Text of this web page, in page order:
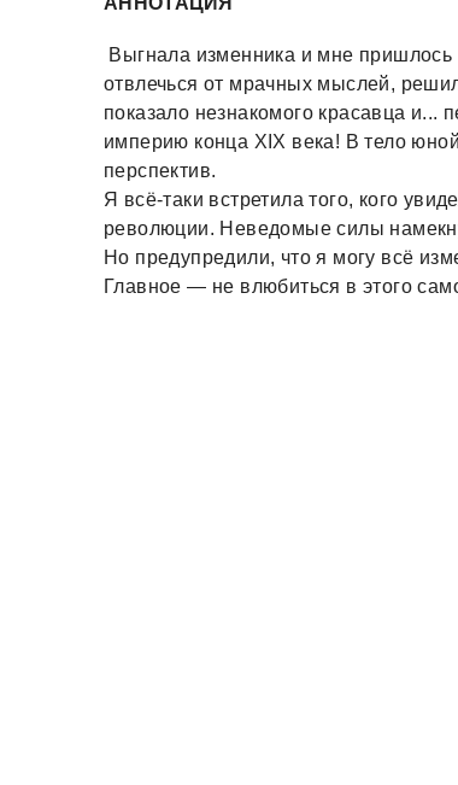
Выгнала изменника и мне пришлось
отвлечься от мрачных мыслей,
показало незнакомого красавца
империю конца XIX века! В тело
перспектив.
Я всё-таки встретила того, кого
революции. Неведомые силы
Но предупредили, что я могу всё
Главное — не влюбиться в этого